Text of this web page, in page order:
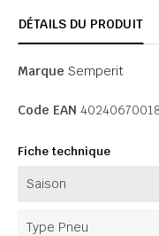
DÉTAILS DU PRODUIT
Marque Semperit
Code EAN
Fiche technique
Saison
Type Pneu